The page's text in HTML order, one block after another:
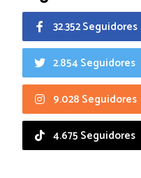
32.352 Seguidores
2.854 Seguidores
9.028 Seguidores
4.675 Seguidores